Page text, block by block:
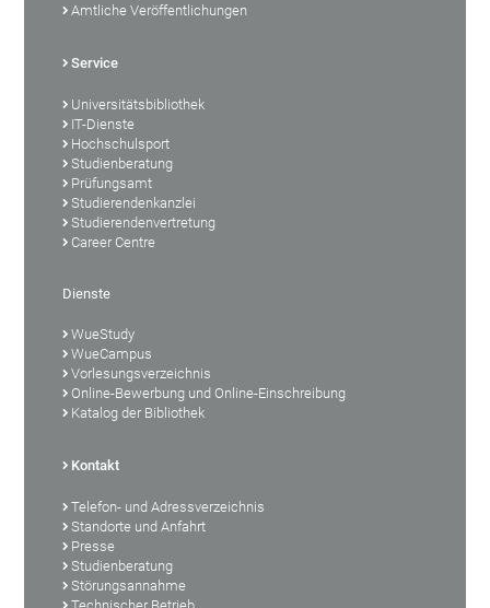
Amtliche Veröffentlichungen
Service
Universitätsbibliothek
IT-Dienste
Hochschulsport
Studienberatung
Prüfungsamt
Studierendenkanzlei
Studierendenvertretung
Career Centre
Dienste
WueStudy
WueCampus
Vorlesungsverzeichnis
Online-Bewerbung und Online-Einschreibung
Katalog der Bibliothek
Kontakt
Telefon- und Adressverzeichnis
Standorte und Anfahrt
Presse
Studienberatung
Störungsannahme